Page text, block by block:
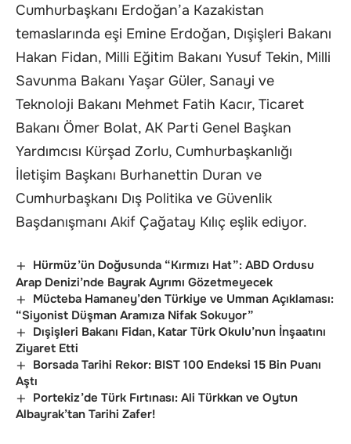
Cumhurbaşkanı Erdoğan’a Kazakistan
temaslarında eşi Emine Erdoğan, Dışişleri Bakanı
Hakan Fidan, Milli Eğitim Bakanı Yusuf Tekin, Milli
Savunma Bakanı Yaşar Güler, Sanayi ve
Teknoloji Bakanı Mehmet Fatih Kacır, Ticaret
Bakanı Ömer Bolat, AK Parti Genel Başkan
Yardımcısı Kürşad Zorlu, Cumhurbaşkanlığı
İletişim Başkanı Burhanettin Duran ve
Cumhurbaşkanı Dış Politika ve Güvenlik
Başdanışmanı Akif Çağatay Kılıç eşlik ediyor.
Hürmüz’ün Doğusunda “Kırmızı Hat”: ABD Ordusu
Arap Denizi’nde Bayrak Ayrımı Gözetmeyecek
Mücteba Hamaney’den Türkiye ve Umman Açıklaması:
“Siyonist Düşman Aramıza Nifak Sokuyor”
Dışişleri Bakanı Fidan, Katar Türk Okulu’nun İnşaatını
Ziyaret Etti
Borsada Tarihi Rekor: BIST 100 Endeksi 15 Bin Puanı
Aştı
Portekiz’de Türk Fırtınası: Ali Türkkan ve Oytun
Albayrak’tan Tarihi Zafer!